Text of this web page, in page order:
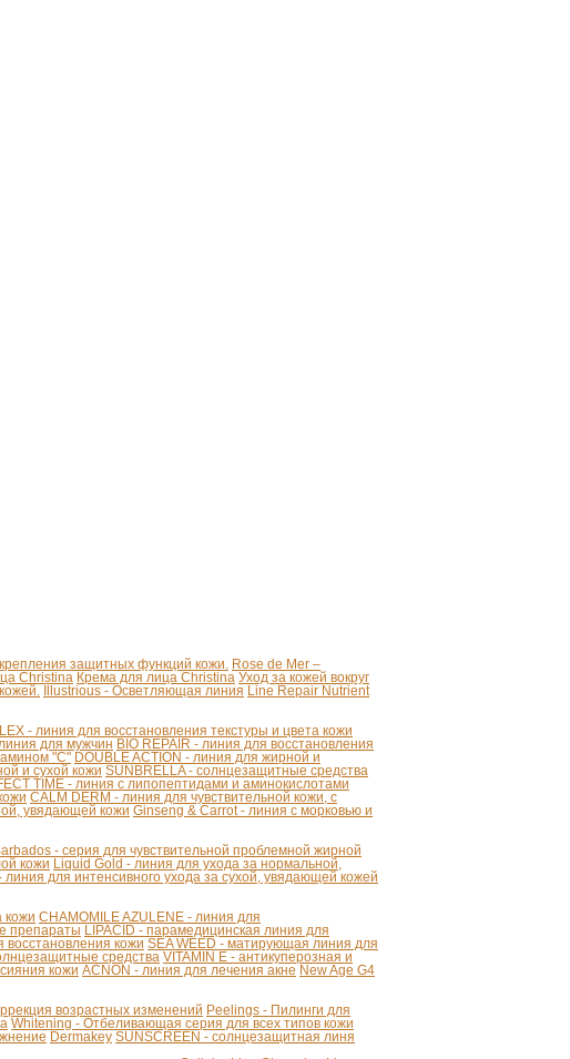
защитных функций кожи. Rose de Mer –
Christina Крема для лица Christina Уход за кожей вокруг
Illustrious - Осветляющая линия Line Repair Nutrient
- линия для восстановления текстуры и цвета кожи
для мужчин BIO REPAIR - линия для восстановления
"С" DOUBLE ACTION - линия для жирной и
и сухой кожи SUNBRELLA - солнцезащитные средства
TIME - линия с липопептидами и аминокислотами
CALM DERM - линия для чувствительной кожи, с
увядающей кожи Ginseng & Carrot - линия с морковью и
- серия для чувствительной проблемной жирной
кожи Liquid Gold - линия для ухода за нормальной,
линия для интенсивного ухода за сухой, увядающей кожей
кожи CHAMOMILE AZULENE - линия для
препараты LIPACID - парамедицинская линия для
восстановления кожи SEA WEED - матирующая линия для
средства VITAMIN E - антикуперозная и
кожи ACNON - линия для лечения акне New Age G4
возрастных изменений Peelings - Пилинги для
Whitening - Отбеливающая серия для всех типов кожи
Dermakey SUNSCREEN - солнцезащитная линя